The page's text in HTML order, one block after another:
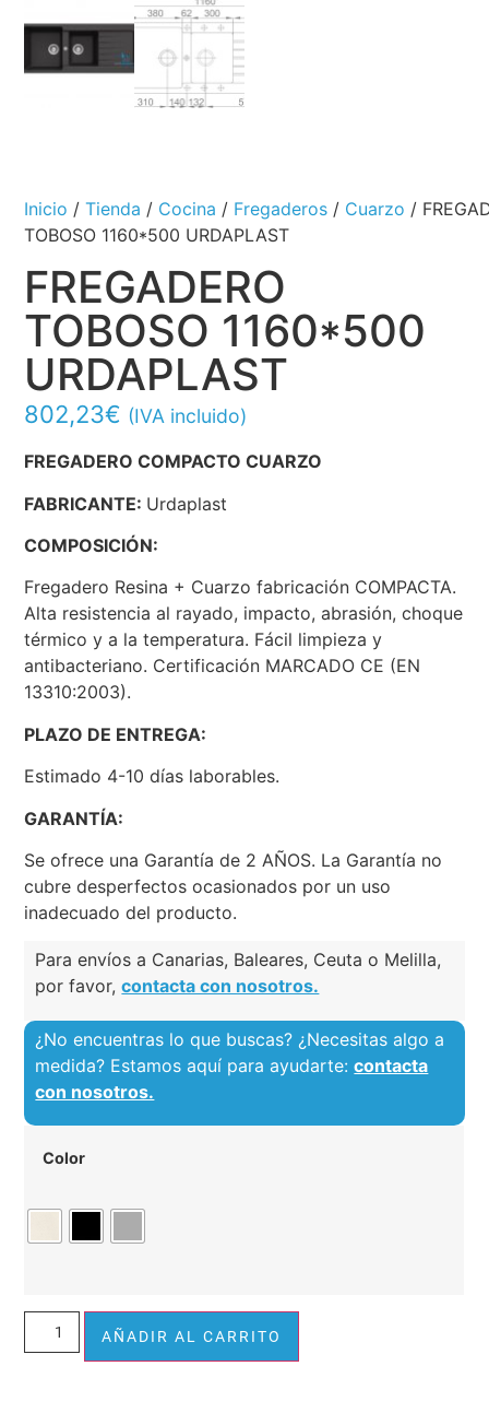
Inicio /Tienda / Cocina / Fregaderos / Cuarzo /
TOBOSO 1160*500 URDAPLAST
FREGADERO
TOBOSO 1160*500
URDAPLAST
802,23€ (IVA incluido)
FREGADERO COMPACTO CUARZO
FABRICANTE: Urdaplast
COMPOSICIÓN:
Fregadero Resina + Cuarzo fabricación COMPACTA.
Alta resistencia al rayado, impacto, abrasión, choque
térmico y a la temperatura. Fácil limpieza y
antibacteriano. Certificación MARCADO CE (EN
13310:2003).
PLAZO DE ENTREGA:
Estimado 4-10 días laborables.
GARANTÍA:
Se ofrece una Garantía de 2 AÑOS. La Garantía no
cubre desperfectos ocasionados por un uso
inadecuado del producto.
Para envíos a Canarias, Baleares, Ceuta o Melilla,
por favor,contacta con nosotros.
¿No encuentras lo que buscas? ¿Necesitas algo a
medida? Estamos aquí para ayudarte:contacta
con nosotros.
Color
AÑADIR AL CARRITO